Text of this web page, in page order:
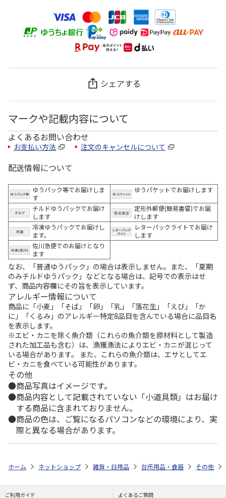
シェアする
マークや記載内容について
よくあるお問い合わせ
お支払い方法 注文のキャンセルについて
配送情報について
ゆうパック等でお届けしま
す
ゆうパケットでお届けします
チルドゆうパックでお届け
します
定形外郵便(簡易書留)でお届
けします
冷凍ゆうパックでお届けし
ます。
レターパックライトでお届け
します
佐川急便でのお届けとなり
ます
なお、「普通ゆうパック」の場合は表示しません。また、「夏期
のみチルドゆうパック」などとなる場合は、記号での表示はせ
ず、商品内容欄にその旨を表示しています。
アレルギー情報について
商品に「小麦」「そば」「卵」「乳」「落花生」「えび」「か
に」「くるみ」のアレルギー特定8品目を含んでいる場合に品目名
を表示します。
※エビ・カニを除く魚介類（これらの魚介類を原材料として製造
された加工品も含む）は、漁獲漁法によりエビ・カニが混じって
いる場合があります。 また、これらの魚介類は、エサとしてエ
ビ・カニを食べている可能性があります。
その他
商品写真はイメージです。
商品内容として記載されていない「小道具類」はお届け
する商品に含まれておりません。
商品の色は、ご覧になるパソコンなどの環境により、実
際と異なる場合があります。
ホーム ネットショップ 雑貨・日用品 台所用品・食器 その他
ご利用ガイド よくあるご質問